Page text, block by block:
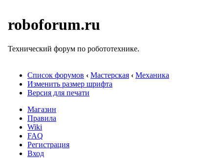
roboforum.ru
Технический форум по робототехнике.
Список форумов ‹ Мастерская ‹ Механика
Изменить размер шрифта
Версия для печати
Магазин
Правила
Wiki
FAQ
Регистрация
Вход